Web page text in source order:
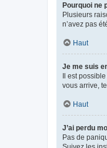
Pourquoi ne
Plusieurs
n’avez pas
Haut
Je me suis
Il est
vous arrive,
Haut
J’ai perdu
Pas de